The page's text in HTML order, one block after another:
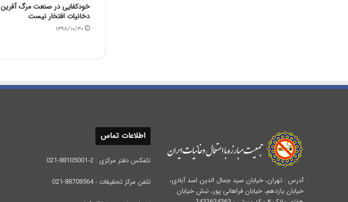
خودکفایی در صنعت مرگ آفرین
دخانیات افتخار نیست
۱۳۹۸/۱۰/۳۰
آدرس : تهران، خیابان سید جمال الدین اسد آبادی،
خیابان یازدهم، خیابان فراهانی پور، نبش خیابان
اطلاعات تماس
تلفکس دفتر مرکزی : 2-88105001-021
تلفن مرکز تحقیقات : 88708564-021